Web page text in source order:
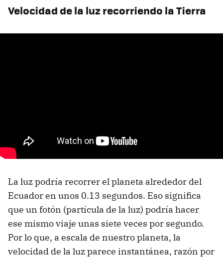
Velocidad de la luz recorriendo la Tierra
La luz podría recorrer el planeta alrededor del
Ecuador en unos 0.13 segundos. Eso significa
que un fotón (partícula de la luz) podría hacer
ese mismo viaje unas siete veces por segundo.
Por lo que, a escala de nuestro planeta, la
velocidad de la luz parece instantánea, razón por